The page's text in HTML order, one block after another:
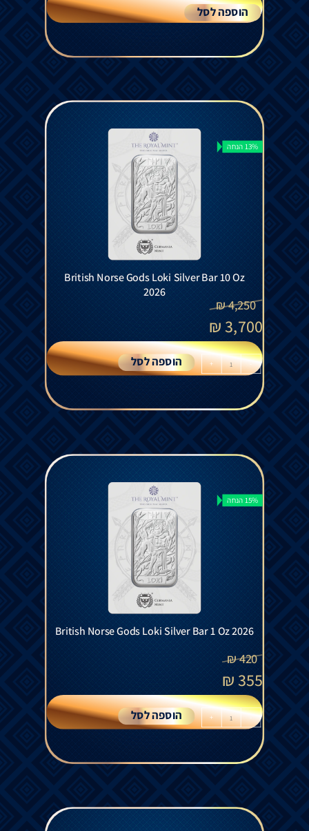
הוספה לסל
13% הנחה
British Norse Gods Loki Silver Bar 10 Oz
2026
4,250
₪
3,700
₪
-
+ הוספה לסל
15% הנחה
British Norse Gods Loki Silver Bar 1 Oz 2026
420
₪
355
₪
-
+ הוספה לסל